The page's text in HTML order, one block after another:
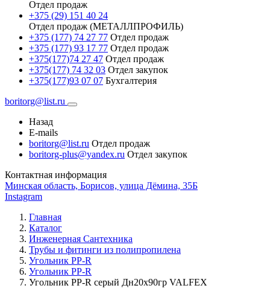
Отдел продаж
+375 (29) 151 40 24
Отдел продаж (МЕТАЛЛПРОФИЛЬ)
+375 (177) 74 27 77 Отдел продаж
+375 (177) 93 17 77 Отдел продаж
+375(177)74 27 47 Отдел продаж
+375(177) 74 32 03 Отдел закупок
+375(177)93 07 07 Бухгалтерия
boritorg@list.ru
Назад
E-mails
boritorg@list.ru Отдел продаж
boritorg-plus@yandex.ru Отдел закупок
Контактная информация
Минская область, Борисов, улица Дёмина, 35Б
Instagram
Главная
Каталог
Инженерная Сантехника
Трубы и фитинги из полипропилена
Угольник PP-R
Угольник РР-R
Угольник PP-R серый Дн20х90гр VALFEX